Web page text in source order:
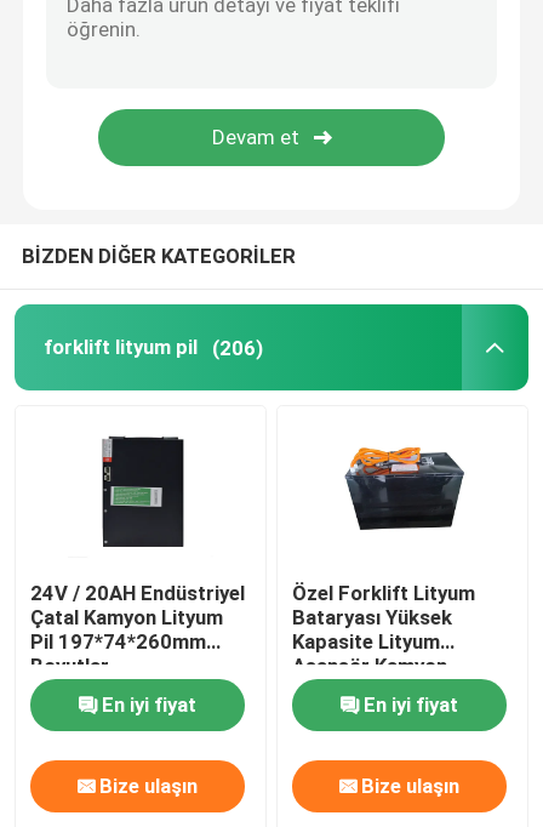
BİZDEN DİĞER KATEGORİLER
forklift lityum pil (206)
24V / 20AH Endüstriyel
Çatal Kamyon Lityum
Pil 197*74*260mm
Boyutlar
En iyi fiyat
Bize ulaşın
Özel Forklift Lityum
Bataryası Yüksek
Kapasite Lityum
Asansör Kamyon
Bataryası 400Ah
En iyi fiyat
Bize ulaşın